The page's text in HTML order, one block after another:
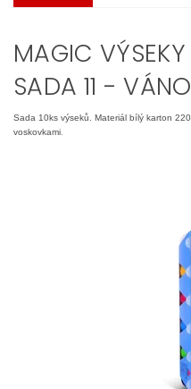
MAGIC
SADA 11 -
Sada 10ks výseků. Materiál bílý karton
voskovkami.